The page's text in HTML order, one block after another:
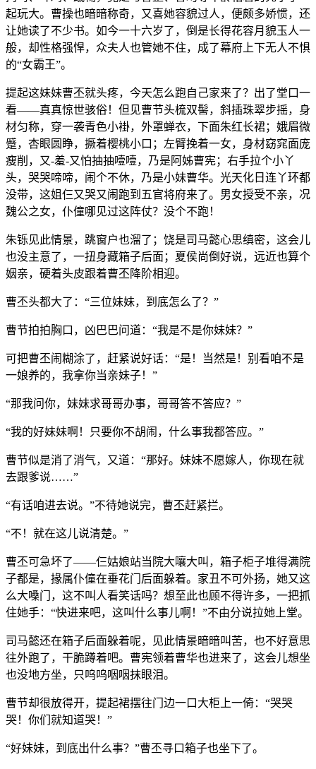
起玩大。曹操也暗暗称奇，又喜她容貌过人，便颇多娇惯，还
让她读了不少书。如今一十六岁了，倒是长得花容月貌玉人一
般，却性格强悍，众夫人也管她不住，成了幕府上下无人不惧
的“女霸王”。
提起这妹妹曹丕就头疼，今天怎么跑自己家来了？出了堂口一
看——真真惊世骇俗！但见曹节头梳双髻，斜插珠翠步摇，身
材匀称，穿一袭青色小褂，外罩蝉衣，下面朱红长裙；娥眉微
蹙，杏眼圆睁，撅着樱桃小口；左臂挽着一女，身材窈窕面庞
瘦削，又-羞-又怕抽抽噎噎，乃是阿姊曹宪；右手拉个小丫
头，哭哭啼啼，闹个不休，乃是小妹曹华。光天化日连丫环都
没带，这姐仨又哭又闹跑到五官将府来了。男女授受不亲，况
魏公之女，仆僮哪见过这阵仗？没个不跑！
朱铄见此情景，跳窗户也溜了；饶是司马懿心思缜密，这会儿
也没主意了，一扭身藏箱子后面；夏侯尚倒好说，远近也算个
姻亲，硬着头皮跟着曹丕降阶相迎。
曹丕头都大了：“三位妹妹，到底怎么了？”
曹节拍拍胸口，凶巴巴问道：“我是不是你妹妹？”
可把曹丕闹糊涂了，赶紧说好话：“是！当然是！别看咱不是
一娘养的，我拿你当亲妹子！”
“那我问你，妹妹求哥哥办事，哥哥答不答应？”
“我的好妹妹啊！只要你不胡闹，什么事我都答应。”
曹节似是消了消气，又道：“那好。妹妹不愿嫁人，你现在就
去跟爹说……”
“有话咱进去说。”不待她说完，曹丕赶紧拦。
“不！就在这儿说清楚。”
曹丕可急坏了——仨姑娘站当院大嚷大叫，箱子柜子堆得满院
子都是，掾属仆僮在垂花门后面躲着。家丑不可外扬，她又这
么大嗓门，这不叫人看笑话吗？想至此也顾不得许多，一把抓
住她手：“快进来吧，这叫什么事儿啊！”不由分说拉她上堂。
司马懿还在箱子后面躲着呢，见此情景暗暗叫苦，也不好意思
往外跑了，干脆蹲着吧。曹宪领着曹华也进来了，这会儿想坐
也没地方坐，只呜呜咽咽抹眼泪。
曹节却很放得开，提起裙摆往门边一口大柜上一倚：“哭哭
哭！你们就知道哭！”
“好妹妹，到底出什么事？”曹丕寻口箱子也坐下了。